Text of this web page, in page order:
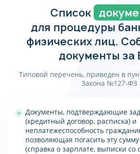
Список
для процедуры
физических лиц.
документы за
Типовой перечень, приведен в
Закона №127-ФЗ
Документы, подтверждающие
(кредитный договор, расписка) и
неплатежеспособность
позволяющая погасить эту
(справка о зарплате, выписки со